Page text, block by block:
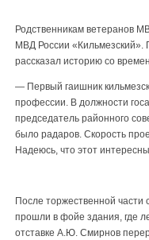
Родственникам ветеранов
МВД России «Кильмезский».
рассказал историю со
— Первый гаишник
профессии. В должности
председатель районного
было радаров. Скорость
Надеюсь, что этот
После торжественной части
прошли в фойе здания, где
отставке А.Ю. Смирнов